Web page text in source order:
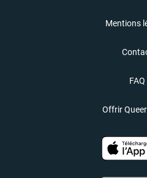
Mentions
FAQ
Offrir